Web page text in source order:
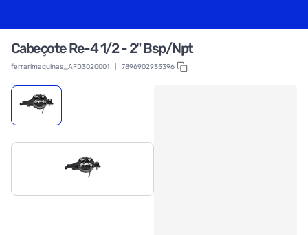
Cabeçote Re-4 1/2 - 2" Bsp/Npt
ferrarimaquinas_AFD3020001 7896902935396